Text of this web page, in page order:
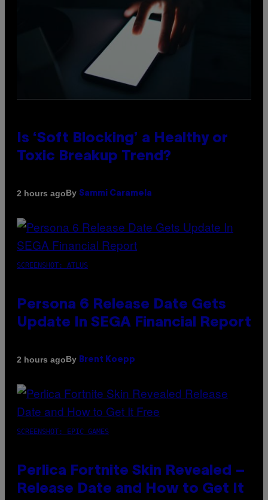
Is ‘Soft Blocking’ a Healthy or
Toxic Breakup Trend?
2 hours agoBy Sammi Caramela
SCREENSHOT: ATLUS
Persona 6 Release Date Gets
Update In SEGA Financial Report
2 hours agoBy Brent Koepp
SCREENSHOT: EPIC GAMES
Perlica Fortnite Skin Revealed –
Release Date and How to Get It